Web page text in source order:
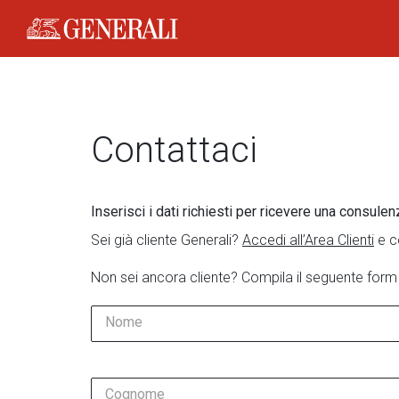
Generali Logo
Contattaci
Inserisci i dati richiesti per ricevere una
Sei già cliente Generali? Accedi all’Area Clienti e
Non sei ancora cliente? Compila il seguente form
Nome
Cognome